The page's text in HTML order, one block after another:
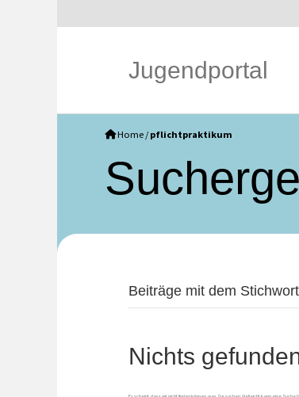
Jugendportal
Home / pflichtpraktikum
Beiträge mit dem
Nichts